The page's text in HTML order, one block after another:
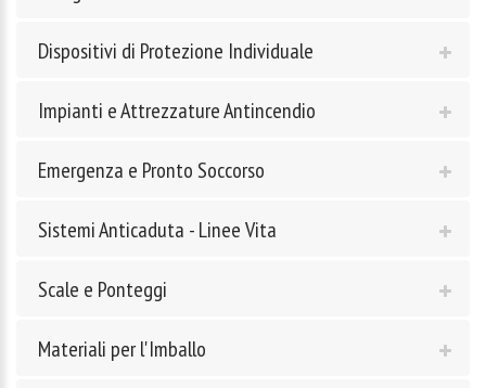
Dispositivi di Protezione Individuale
Impianti e Attrezzature Antincendio
Emergenza e Pronto Soccorso
Sistemi Anticaduta - Linee Vita
Scale e Ponteggi
Materiali per l'Imballo